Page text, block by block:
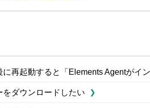
に再起動すると「Elements Agentがイ
をダウンロードしたい